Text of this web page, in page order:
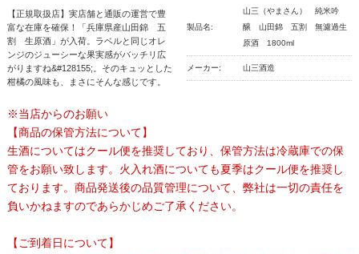
【正規取扱店】実店舗と通販の運営で豊
富な在庫を確保！「兵庫県産山田錦 五
割 生原酒」が入荷。ラベルと同じオレ
ンジのジューシーな果実感がバッチリ広
がりますね&#128155;。そのキュッとした
柑橘の風味も、まさにそんな感じです。
製品名:
山三（やまさん） 純米吟
醸 山田錦 五割 無濾過生
原酒 1800ml
メーカー: 山三酒造
※当店からのお願い
【商品の保管方法について】
生酒についてはクール便を推奨しており、保管方法は冷蔵庫での保
管をお願い致します。火入れ酒についても夏季はクール便を推奨し
ております。商品発送後の品質管理について、弊社は一切の責任を
負いかねますのであらかじめご了承ください。
【ご到着日について】